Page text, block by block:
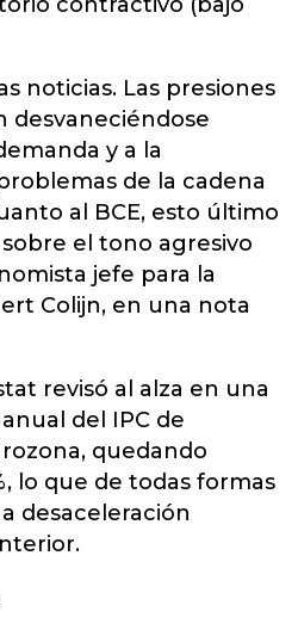
noticias. Las presiones
desvaneciéndose
y a la
de la cadena
al BCE, esto último
el tono agresivo
jefe para la
Colijn, en una nota
revisó al alza en una
del IPC de
quedando
lo que de todas formas
desaceleración